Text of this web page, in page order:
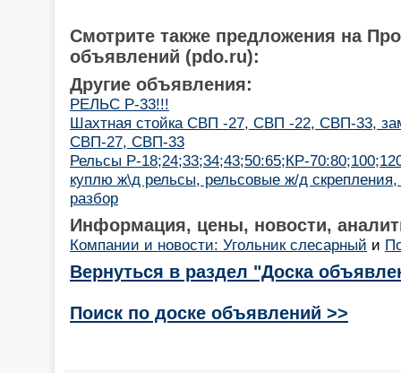
Смотрите также предложения на
объявлений (pdo.ru):
Другие объявления:
РЕЛЬС Р-33!!!
Шахтная стойка СВП -27, СВП -22, СВП-33,
СВП-27, СВП-33
Рельсы Р-18;24;33;34;43;50:65;КР-
куплю ж\д рельсы, рельсовые ж/д
разбор
Информация, цены, новости,
Компании и новости: Угольник слесарный и
Вернуться в раздел "Доска
Поиск по доске объявлений >>